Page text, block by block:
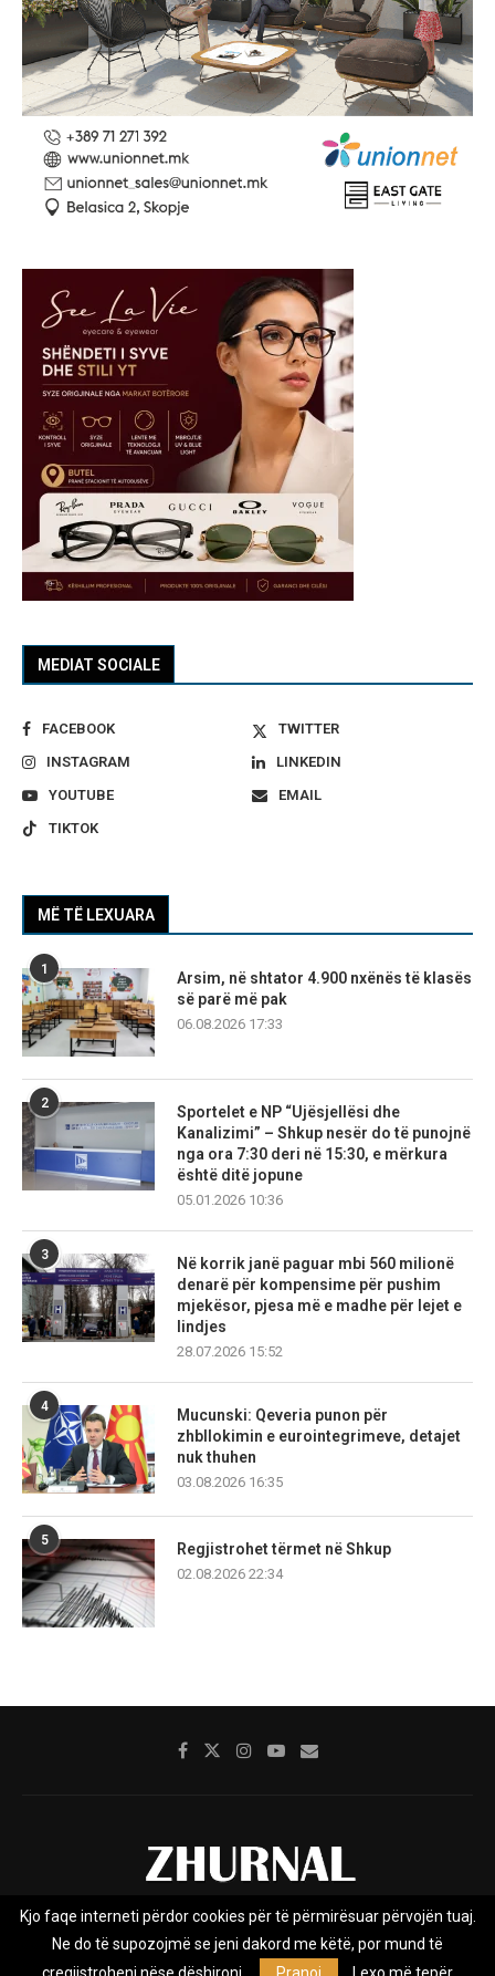
MEDIAT SOCIALE
FACEBOOK
TWITTER
INSTAGRAM
LINKEDIN
YOUTUBE
EMAIL
TIKTOK
MË TË LEXUARA
1
Arsim, në shtator 4.900 nxënës të klasës
së parë më pak
06.08.2026 17:33
2
Sportelet e NP “Ujësjellësi dhe
Kanalizimi” – Shkup nesër do të punojnë
nga ora 7:30 deri në 15:30, e mërkura
është ditë jopune
05.01.2026 10:36
3
Në korrik janë paguar mbi 560 milionë
denarë për kompensime për pushim
mjekësor, pjesa më e madhe për lejet e
lindjes
28.07.2026 15:52
4
Mucunski: Qeveria punon për
zhbllokimin e eurointegrimeve, detajet
nuk thuhen
03.08.2026 16:35
5
Regjistrohet tërmet në Shkup
02.08.2026 22:34
Rreth nesh Impresumi Marketing
Kontakt
Privacy Policy
Kjo faqe interneti përdor cookies për të përmirësuar përvojën tuaj.
Ne do të supozojmë se jeni dakord me këtë, por mund të